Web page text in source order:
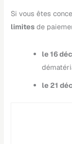
Si vous êtes
limites de
le 16
le 21